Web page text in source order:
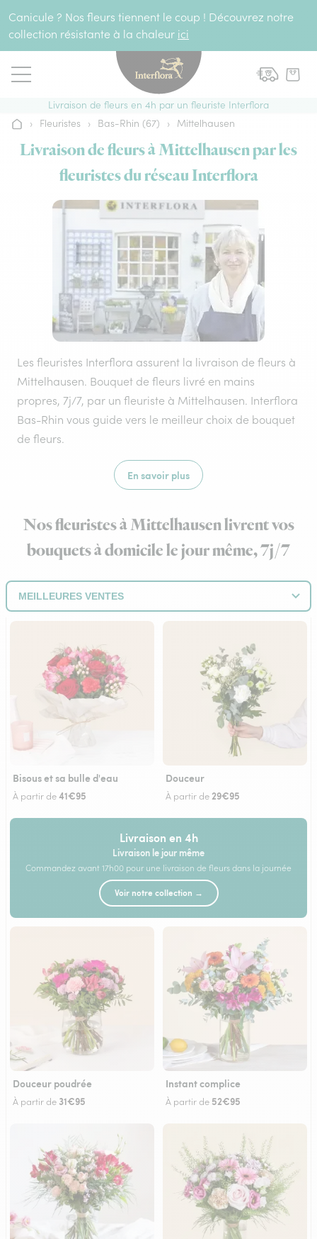
Canicule ? Nos fleurs tiennent le coup ! Découvrez notre
collection résistante à la chaleur ici
Livraison de fleurs en 4h par un fleuriste Interflora
Accueil
› Fleuristes › Bas-Rhin (67) › Mittelhausen
Livraison de fleurs à Mittelhausen par les
fleuristes du réseau Interflora
Les fleuristes Interflora assurent la livraison de fleurs à
Mittelhausen. Bouquet de fleurs livré en mains
propres, 7j/7, par un fleuriste à Mittelhausen. Interflora
Bas-Rhin vous guide vers le meilleur choix de bouquet
de fleurs.
En savoir plus
Nos fleuristes à Mittelhausen livrent vos
bouquets à domicile le jour même, 7j/7
Bisous et sa bulle d'eau
À partir de41€95
Douceur
À partir de29€95
Livraison en 4h
Livraison le jour même
Commandez avant 17h00 pour une livraison de fleurs dans la journée
Voir notre collection →
Douceur poudrée
À partir de 31€95
Instant complice
À partir de 52€95